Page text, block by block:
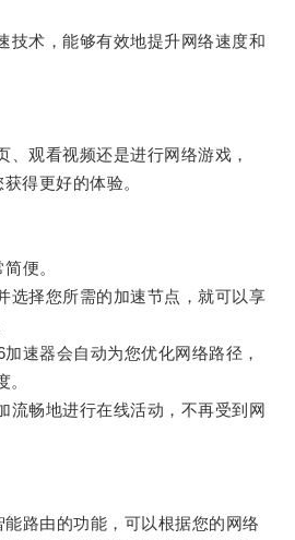
术，能够有效地提升网络速度和
观看视频还是进行网络游戏，
得更好的体验。
便。
择您所需的加速节点，就可以享
器会自动为您优化网络路径，
畅地进行在线活动，不再受到网
路由的功能，可以根据您的网络